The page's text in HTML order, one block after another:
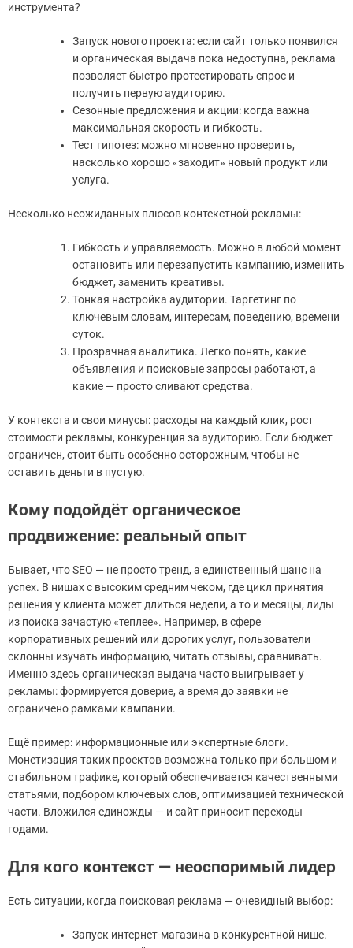
инструмента?
Запуск нового проекта: если сайт только появился
и органическая выдача пока недоступна, реклама
позволяет быстро протестировать спрос и
получить первую аудиторию.
Сезонные предложения и акции: когда важна
максимальная скорость и гибкость.
Тест гипотез: можно мгновенно проверить,
насколько хорошо «заходит» новый продукт или
услуга.
Несколько неожиданных плюсов контекстной рекламы:
Гибкость и управляемость. Можно в любой момент
остановить или перезапустить кампанию, изменить
бюджет, заменить креативы.
Тонкая настройка аудитории. Таргетинг по
ключевым словам, интересам, поведению, времени
суток.
Прозрачная аналитика. Легко понять, какие
объявления и поисковые запросы работают, а
какие — просто сливают средства.
У контекста и свои минусы: расходы на каждый клик, рост
стоимости рекламы, конкуренция за аудиторию. Если бюджет
ограничен, стоит быть особенно осторожным, чтобы не
оставить деньги в пустую.
Кому подойдёт органическое
продвижение: реальный опыт
Бывает, что SEO — не просто тренд, а единственный шанс на
успех. В нишах с высоким средним чеком, где цикл принятия
решения у клиента может длиться недели, а то и месяцы, лиды
из поиска зачастую «теплее». Например, в сфере
корпоративных решений или дорогих услуг, пользователи
склонны изучать информацию, читать отзывы, сравнивать.
Именно здесь органическая выдача часто выигрывает у
рекламы: формируется доверие, а время до заявки не
ограничено рамками кампании.
Ещё пример: информационные или экспертные блоги.
Монетизация таких проектов возможна только при большом и
стабильном трафике, который обеспечивается качественными
статьями, подбором ключевых слов, оптимизацией технической
части. Вложился единожды — и сайт приносит переходы
годами.
Для кого контекст — неоспоримый лидер
Есть ситуации, когда поисковая реклама — очевидный выбор:
Запуск интернет-магазина в конкурентной нише.